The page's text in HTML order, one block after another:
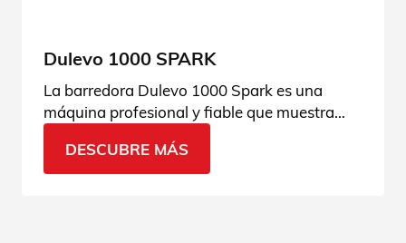
Dulevo 1000 SPARK
La barredora Dulevo 1000 Spark es una
máquina profesional y fiable que muestra
como en exteriores. Consulta las
especificaciones técnicas.
DESCUBRE MÁS